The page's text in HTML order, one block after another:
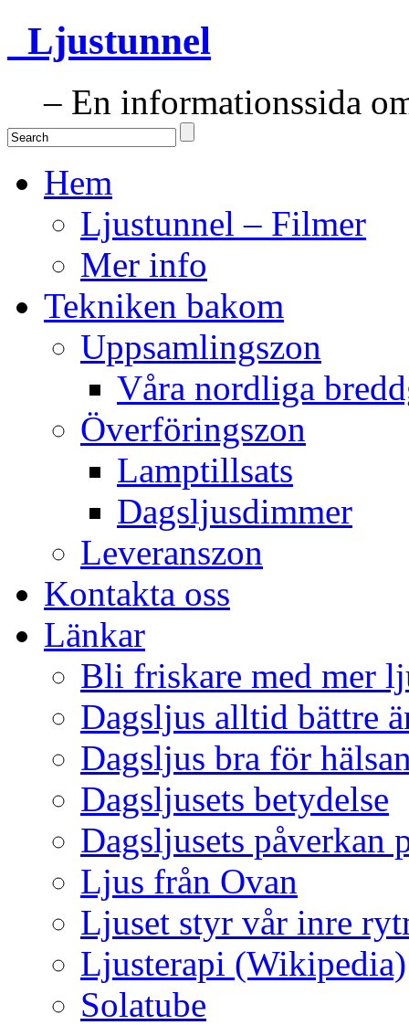
Ljustunnel
– En informationssida
Hem
Ljustunnel – Filmer
Mer info
Tekniken bakom
Uppsamlingszon
Våra nordliga
Överföringszon
Lamptillsats
Dagsljusdimmer
Leveranszon
Kontakta oss
Länkar
Bli friskare med mer
Dagsljus alltid bättre
Dagsljus bra för
Dagsljusets betydelse
Dagsljusets påverkan
Ljus från Ovan
Ljuset styr vår inre
Ljusterapi (Wikipedia)
Solatube